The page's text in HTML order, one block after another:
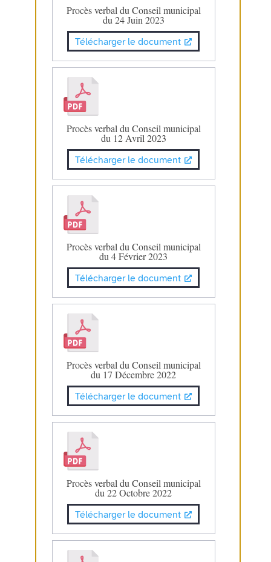
Procès verbal du Conseil municipal
du 24 Juin 2023
Télécharger le document
Procès verbal du Conseil municipal
du 12 Avril 2023
Télécharger le document
Procès verbal du Conseil municipal
du 4 Février 2023
Télécharger le document
Procès verbal du Conseil municipal
du 17 Décembre 2022
Télécharger le document
Procès verbal du Conseil municipal
du 22 Octobre 2022
Télécharger le document